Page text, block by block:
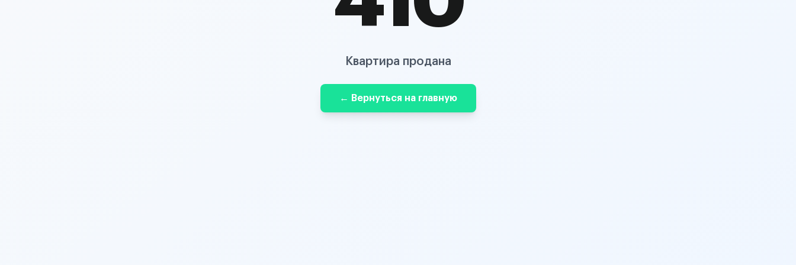
Квартира продана
← Вернуться на главную